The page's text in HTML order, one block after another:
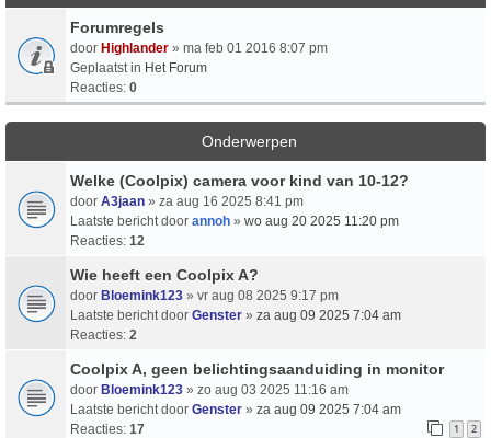
Forumregels
door Highlander » ma feb 01 2016 8:07 pm
Geplaatst in Het Forum
Reacties: 0
Onderwerpen
Welke (Coolpix) camera voor kind van 10-12?
door A3jaan » za aug 16 2025 8:41 pm
Laatste bericht door annoh » wo aug 20 2025 11:20 pm
Reacties: 12
Wie heeft een Coolpix A?
door Bloemink123 » vr aug 08 2025 9:17 pm
Laatste bericht door Genster » za aug 09 2025 7:04 am
Reacties: 2
Coolpix A, geen belichtingsaanduiding in monitor
door Bloemink123 » zo aug 03 2025 11:16 am
Laatste bericht door Genster » za aug 09 2025 7:04 am
Reacties: 17 1 2